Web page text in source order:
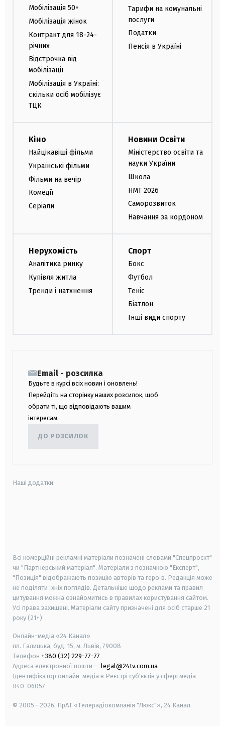
Мобілізація 50+
Мобілізація жінок
Контракт для 18-24-
річних
Відстрочка від
мобілізації
Мобілізація в Україні:
скільки осіб мобілізує
ТЦК
Тарифи на комунальні
послуги
Податки
Пенсія в Україні
Кіно
Найцікавіші фільми
Українські фільми
Фільми на вечір
Комедії
Серіали
Новини Освіти
Міністерство освіти та
науки України
Школа
НМТ 2026
Саморозвиток
Навчання за кордоном
Нерухомість
Аналітика ринку
Купівля житла
Тренди і натхнення
Спорт
Бокс
Футбол
Теніс
Біатлон
Інші види спорту
Email - розсилка
Будьте в курсі всіх новин і оновлень!
Перейдіть на сторінку наших розсилок, щоб
обрати ті, що відповідають вашим
інтересам.
ДО РОЗСИЛОК
Наші додатки:
Всі комерційні рекламні матеріали позначені словами "Спецпроєкт"
чи "Партнерський матеріал". Матеріали з позначкою "Експерт",
"Позиція" відображають позицію авторів та героїв. Редакція може
не поділяти їхніх поглядів. Детальніше щодо реклами та правил
цитування можна ознайомитись в правилах користування сайтом.
Усі права захищені. Матеріали сайту призначені для осіб старше 21
року (21+)
Онлайн-медіа «24 Канал»
пл. Галицька, буд. 15, м. Львів, 79008
Телефон +380 (32) 229-77-77
Адреса електронної пошти — legal@24tv.com.ua
Ідентифікатор онлайн-медіа в Реєстрі суб'єктів у сфері медіа —
R40-06057
© 2005—2026, ПрАТ «Телерадіокомпанія "Люкс"», 24 Канал.